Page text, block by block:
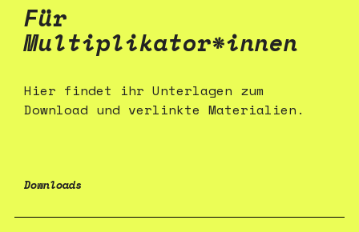
Für
Multiplikator*innen
Hier findet ihr Unterlagen zum
Download und verlinkte Materialien.
Downloads